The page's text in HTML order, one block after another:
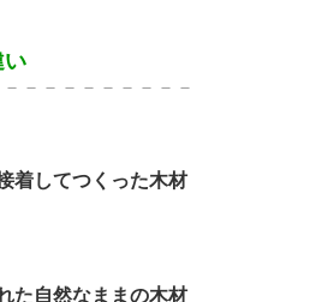
い
－－ －－－－－－－
着してつくった木材
た自然なままの木材